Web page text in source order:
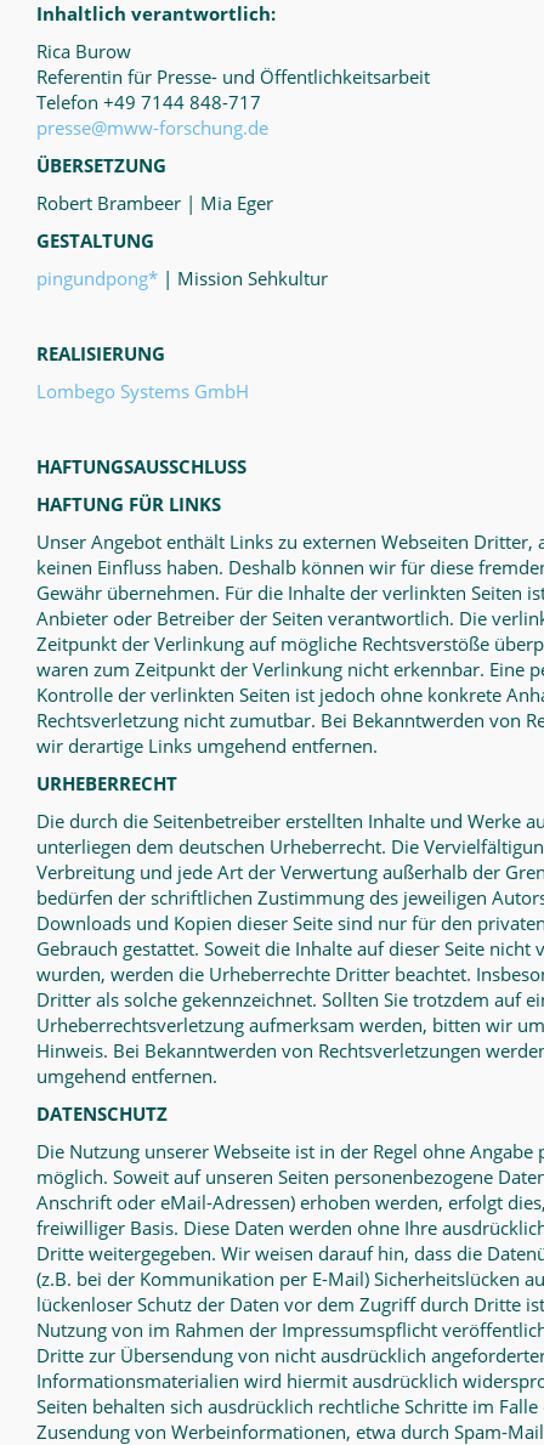
Inhaltlich verantwortlich:
Rica Burow
Referentin für Presse- und Öffentlichkeitsarbeit
Telefon +49 7144 848-717
presse@mww-forschung.de
ÜBERSETZUNG
Robert Brambeer | Mia Eger
GESTALTUNG
pingundpong* | Mission Sehkultur
REALISIERUNG
Lombego Systems GmbH
HAFTUNGSAUSSCHLUSS
HAFTUNG FÜR LINKS
Unser Angebot enthält Links zu externen Webseiten Dritter,
keinen Einfluss haben. Deshalb können wir für diese
Gewähr übernehmen. Für die Inhalte der verlinkten Seiten
Anbieter oder Betreiber der Seiten verantwortlich. Die
Zeitpunkt der Verlinkung auf mögliche Rechtsverstöße
waren zum Zeitpunkt der Verlinkung nicht erkennbar. Eine
Kontrolle der verlinkten Seiten ist jedoch ohne konkrete
Rechtsverletzung nicht zumutbar. Bei Bekanntwerden von
wir derartige Links umgehend entfernen.
URHEBERRECHT
Die durch die Seitenbetreiber erstellten Inhalte und Werke
unterliegen dem deutschen Urheberrecht. Die
Verbreitung und jede Art der Verwertung außerhalb der
bedürfen der schriftlichen Zustimmung des jeweiligen
Downloads und Kopien dieser Seite sind nur für den
Gebrauch gestattet. Soweit die Inhalte auf dieser Seite nicht
wurden, werden die Urheberrechte Dritter beachtet.
Dritter als solche gekennzeichnet. Sollten Sie trotzdem auf
Urheberrechtsverletzung aufmerksam werden, bitten wir
Hinweis. Bei Bekanntwerden von Rechtsverletzungen
umgehend entfernen.
DATENSCHUTZ
Die Nutzung unserer Webseite ist in der Regel ohne Angabe
möglich. Soweit auf unseren Seiten personenbezogene
Anschrift oder eMail-Adressen) erhoben werden, erfolgt
freiwilliger Basis. Diese Daten werden ohne Ihre
Dritte weitergegeben. Wir weisen darauf hin, dass die
(z.B. bei der Kommunikation per E-Mail) Sicherheitslücken
lückenloser Schutz der Daten vor dem Zugriff durch Dritte
Nutzung von im Rahmen der Impressumspflicht
Dritte zur Übersendung von nicht ausdrücklich
Informationsmaterialien wird hiermit ausdrücklich
Seiten behalten sich ausdrücklich rechtliche Schritte im
Zusendung von Werbeinformationen, etwa durch Spam-